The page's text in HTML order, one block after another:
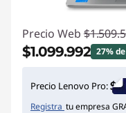
Precio Web
$1.099.992 27%
Ahorros
Precio Lenovo Pro:
Registra tu empresa